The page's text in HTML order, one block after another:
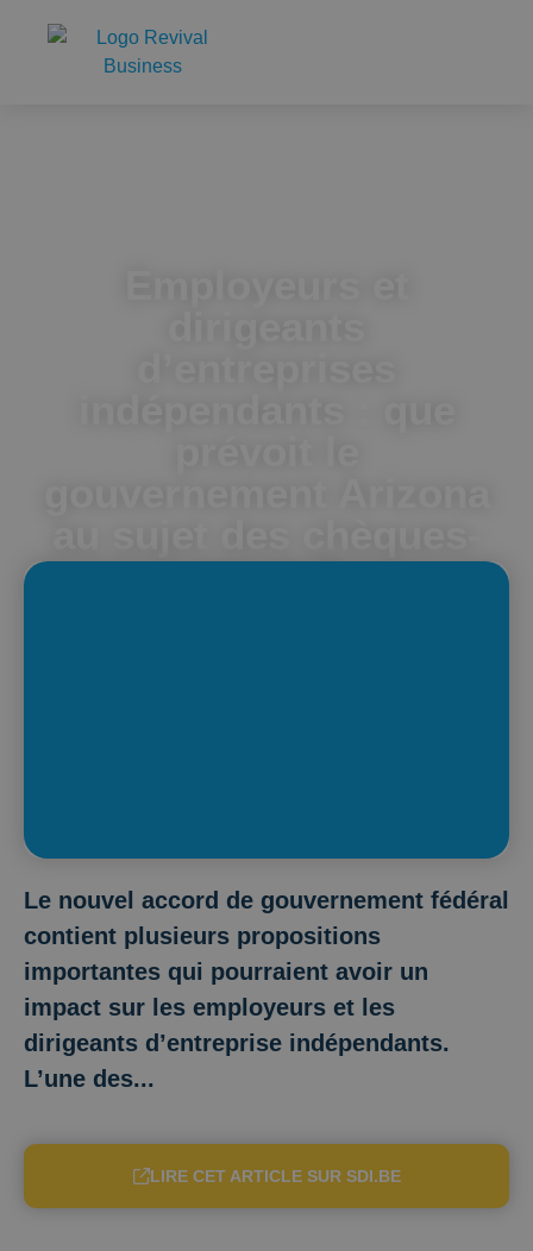
repas ?
Le nouvel accord de gouvernement fédéral
contient plusieurs propositions
importantes qui pourraient avoir un
impact sur les employeurs et les
dirigeants d’entreprise indépendants.
L’une des...
LIRE CET ARTICLE SUR SDI.BE